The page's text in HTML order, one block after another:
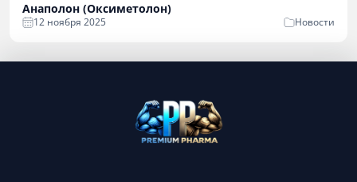
Анаполон (Оксиметолон)
12 ноября 2025 Новости